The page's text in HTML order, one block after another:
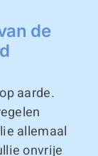
de
aarde.
allemaal
onvrije